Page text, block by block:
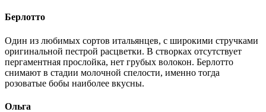
Берлотто
Один из любимых сортов итальянцев, с широкими стручками
оригинальной пестрой расцветки. В створках отсутствует
пергаментная прослойка, нет грубых волокон. Берлотто
снимают в стадии молочной спелости, именно тогда
розоватые бобы наиболее вкусны.
Ольга